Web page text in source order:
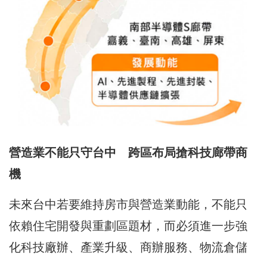
營造業不能只守台中 跨區布局搶科技廊帶商
機
未來台中若要維持房市與營造業動能，不能只
依賴住宅開發與重劃區題材，而必須進一步強
化科技廠辦、產業升級、商辦服務、物流倉儲